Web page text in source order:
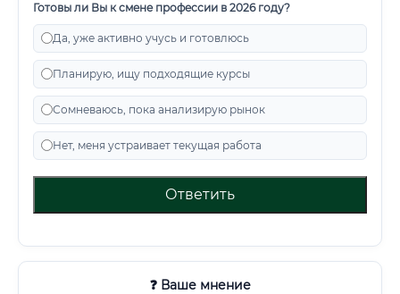
Готовы ли Вы к смене профессии в 2026 году?
Да, уже активно учусь и готовлюсь
Планирую, ищу подходящие курсы
Сомневаюсь, пока анализирую рынок
Нет, меня устраивает текущая работа
Ответить
❓ Ваше мнение